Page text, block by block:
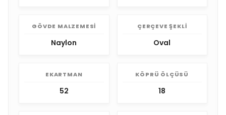
GÖVDE MALZEMESI
Naylon
ÇERÇEVE ŞEKLI
Oval
EKARTMAN
52
KÖPRÜ ÖLÇÜSÜ
18